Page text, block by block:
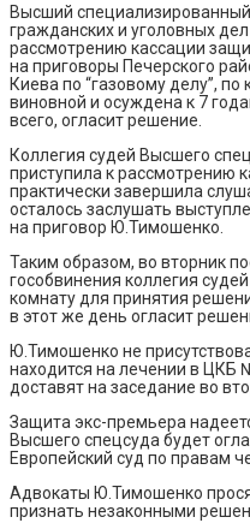
Высший
гражданских и уголовных
рассмотрению кассации
на приговоры Печерского
Киева по “газовому делу”,
виновной и осуждена к 7
всего, огласит решение.
Коллегия судей Высшего
приступила к рассмотрению
практически завершила
осталось заслушать
на приговор Ю.Тимошенко.
Таким образом, во вторник
гособвинения коллегия
комнату для принятия
в этот же день огласит
Ю.Тимошенко не
находится на лечении в ЦКБ
доставят на заседание во
Защита экс-премьера
Высшего спецсуда будет
Европейский суд по правам
Адвокаты Ю.Тимошенко
признать незаконными